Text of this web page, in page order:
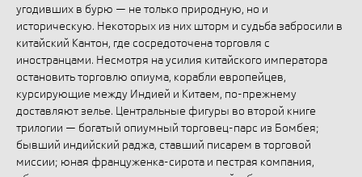
угодивших в бурю — не только природную, но и
историческую. Некоторых из них шторм и судьба забросили в
китайский Кантон, где сосредоточена торговля с
иностранцами. Несмотря на усилия китайского императора
остановить торговлю опиума, корабли европейцев,
курсирующие между Индией и Китаем, по-прежнему
доставляют зелье. Центральные фигуры во второй книге
трилогии — богатый опиумный торговец-парс из Бомбея;
бывший индийский раджа, ставший писарем в торговой
миссии; юная француженка-сирота и пестрая компания,